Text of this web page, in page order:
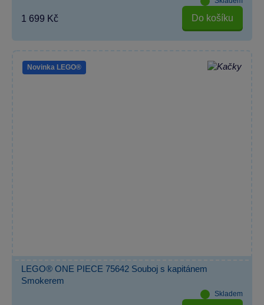
1 699 Kč Do košíku
Novinka LEGO®
LEGO® ONE PIECE 75642 Souboj s kapitánem
Smokerem
Skladem